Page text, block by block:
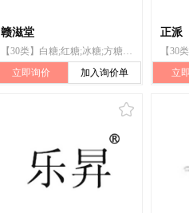
赣滋堂
【30类】白糖;红糖;冰糖;方糖;食品用糖蜜;黄色糖浆;蜂蜜;蜂胶;蜂王浆;甜食（糖果）
立即询价
加入询价单
正派
立